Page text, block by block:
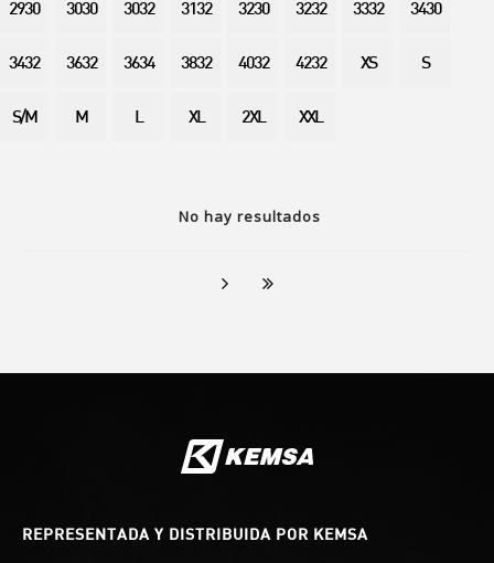
No hay resultados
2930 3030 3032 3132 3230 3232 3332 3430
3432 3632 3634 3832 4032 4232 XS S
S/M M L XL 2XL XXL
REPRESENTADA Y DISTRIBUIDA POR KEMSA